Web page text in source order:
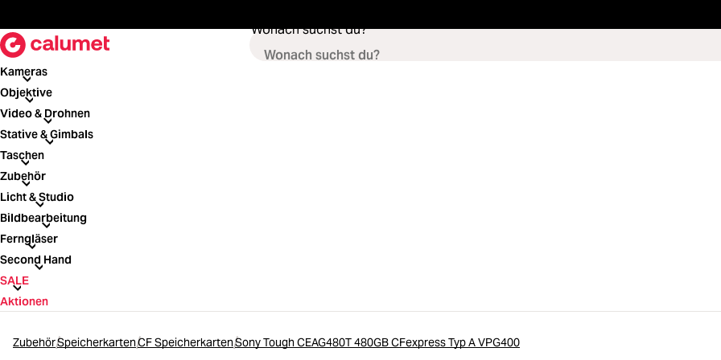
Wonach suchst du?
Kameras
Kameras
Objektive
Objektive
Video & Drohnen
Video & Drohnen
Stative & Gimbals
Stative & Gimbals
Taschen
Taschen
Zubehör
Zubehör
Licht & Studio
Licht & Studio
Bildbearbeitung
Bildbearbeitung
Ferngläser
Ferngläser
Second Hand
Second Hand
SALE
SALE
Aktionen
ZubehörSpeicherkartenCF SpeicherkartenSony Tough CEAG480T 480GB CFexpress Typ A VPG400